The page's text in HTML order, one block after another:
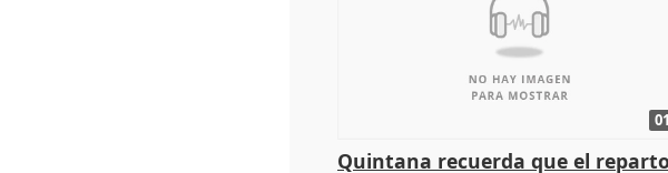
Quintana recuerda que el